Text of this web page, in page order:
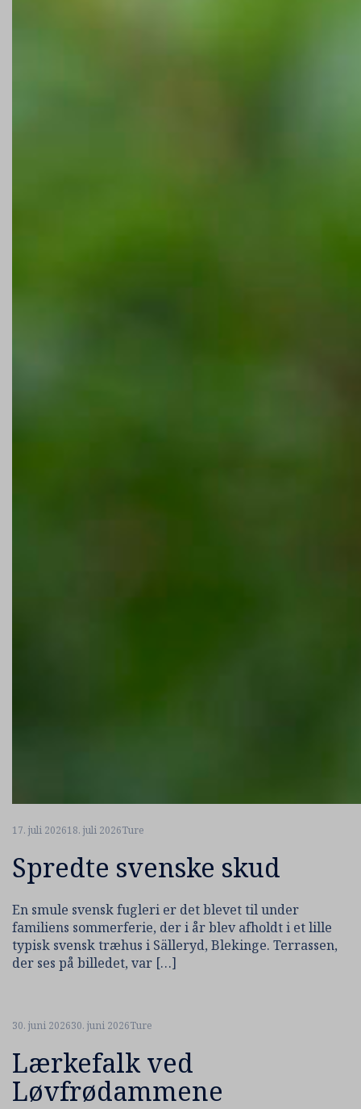
17. juli 202618. juli 2026Ture
Spredte svenske skud
En smule svensk fugleri er det blevet til under
familiens sommerferie, der i år blev afholdt i et lille
typisk svensk træhus i Sälleryd, Blekinge. Terrassen,
der ses på billedet, var […]
30. juni 202630. juni 2026Ture
Lærkefalk ved
Løvfrødammene